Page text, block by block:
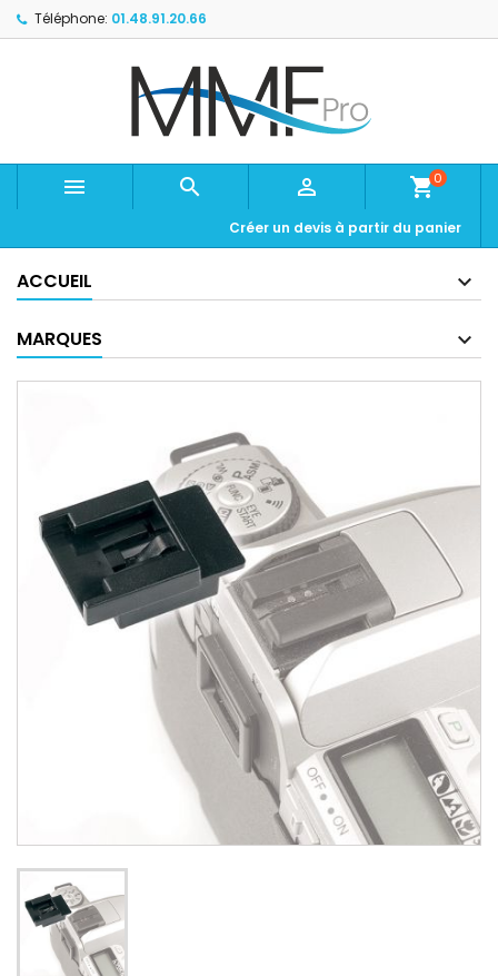
Téléphone: 01.48.91.20.66
   shopping_cart0
Créer un devis à partir du panier
ACCUEIL
MARQUES